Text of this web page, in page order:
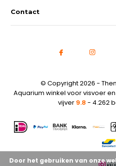
Contact
© Copyright 2026 -
Aquarium winkel voor visvoer
vijver 9.8 - 4.262
Door het gebruiken van onze